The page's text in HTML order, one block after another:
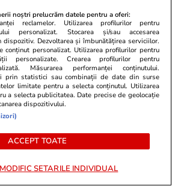
și comunismul
noștri prelucrăm datele pentru a oferi:
reclamelor. Utilizarea profilurilor pentru
personalizat. Stocarea și/sau accesarea
Dezvoltarea și îmbunătățirea serviciilor.
conținut personalizat. Utilizarea profilurilor pentru
personalizate. Crearea profilurilor pentru
Măsurarea performanței conținutului.
prin statistici sau combinații de date din surse
limitate pentru a selecta conținutul. Utilizarea
a selecta publicitatea. Date precise de geolocație
dispozitivului.
ACCEPT TOATE
SETARILE INDIVIDUAL